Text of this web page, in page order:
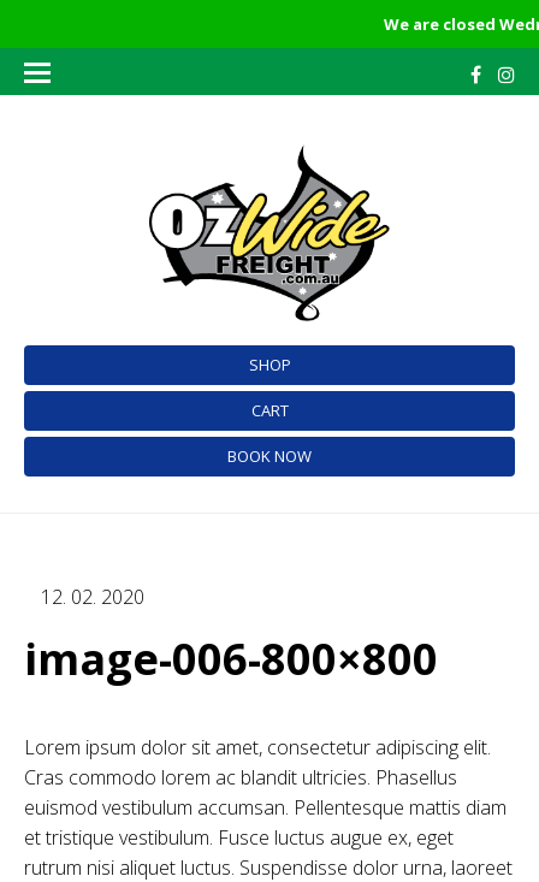
We are closed
SHOP
CART
BOOK NOW
12. 02. 2020
image-006-800×800
Lorem ipsum dolor sit amet, consectetur adipiscing elit.
Cras commodo lorem ac blandit ultricies. Phasellus
euismod vestibulum accumsan. Pellentesque mattis diam
et tristique vestibulum. Fusce luctus augue ex, eget
rutrum nisi aliquet luctus. Suspendisse dolor urna, laoreet